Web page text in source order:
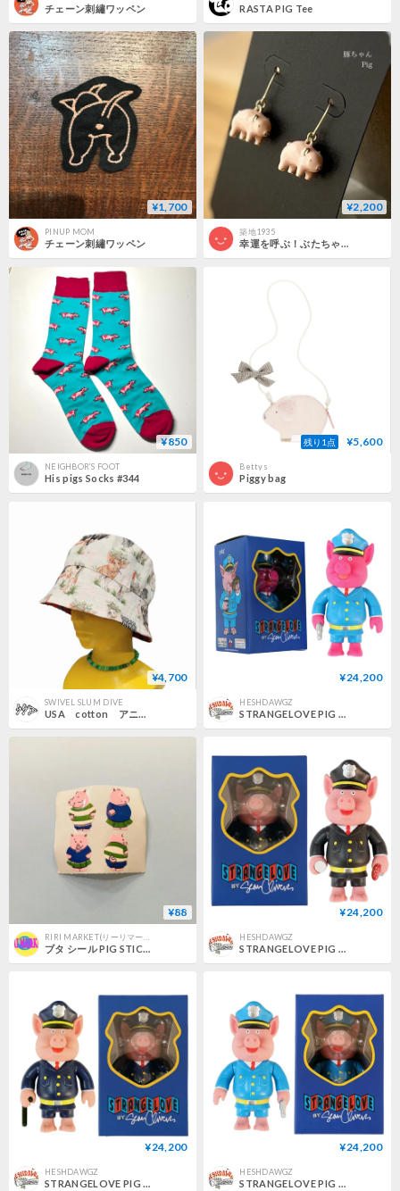
チェーン刺繡ワッペン RASTA PIG Tee
¥1,700
PINUP MOM
チェーン刺繡ワッペン
¥2,200
築地1935
幸運を呼ぶ！ぶたちゃんピアス🐷Pig earrings
¥850
NEIGHBOR’S FOOT
His pigs Socks #344
残り1点 ¥5,600
Bettys
Piggy bag
¥4,700
SWIVEL SLUM DIVE
USA cotton アニマル×タータンチェック リバーシブル バケットハット
¥24,200
HESHDAWGZ
STRANGELOVE PIG NEON OFFICER VINYL TOY
¥88
ブタ シール PIG STICKER
¥24,200
HESHDAWGZ
STRANGELOVE PIG CAPTAIN VINYL TOY
¥24,200
HESHDAWGZ
STRANGELOVE PIG SERGENT VINYL TOY
¥24,200
HESHDAWGZ
STRANGELOVE PIG OFFICER VINYL TOY